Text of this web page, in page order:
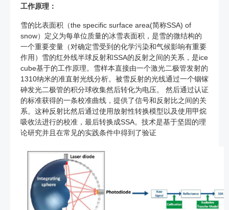
工作原理：
雪的比表面积（the specific surface area(简称SSA) of
snow）定义为每单位质量的冰雪表面积，是雪的微结构的
一个重要变量（对确定雪受到的化学污染和气候影响有重要
作用）雪的红外线半球反射和SSA的反射之间的关系，是ice
cube基于的工作原理。雪样本直接由一个激光二极管发射的
1310纳米的准直射光线分析。被雪反射的光线通过一个铟镓
砷发光二极管的积分球收集然后转化为电压。 然后通过认证
的标准获得的一条校准曲线，提供了信号和反射比之间的关
系。这种反射比然后通过使用放射性转换模型以及使用甲烷
吸收法进行的校准，最后转换成SSA。技术是基于坚固的理
论研究并且在常见的实践条件中得到了验证